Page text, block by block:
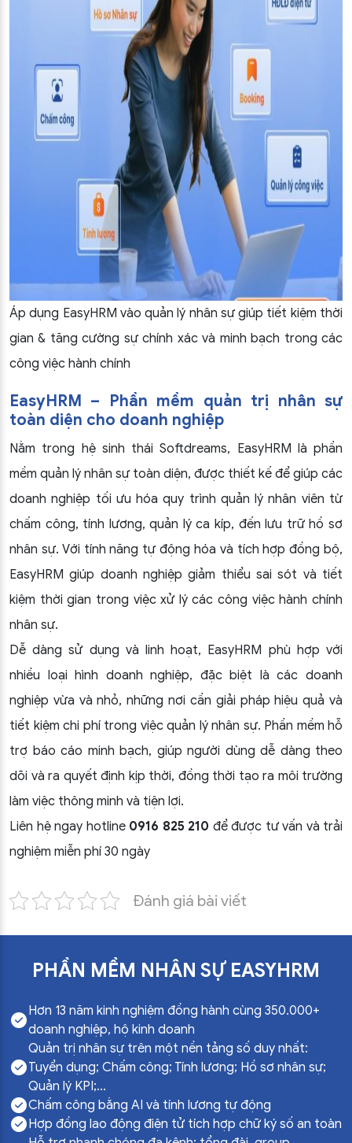
Áp dụng EasyHRM vào quản lý nhân sự giúp tiết kiệm thời
gian & tăng cường sự chính xác và minh bạch trong các
công việc hành chính
EasyHRM – Phần mềm quản trị nhân sự
toàn diện cho doanh nghiệp
Nằm trong hệ sinh thái Softdreams, EasyHRM là phần
mềm quản lý nhân sự toàn diện, được thiết kế để giúp các
doanh nghiệp tối ưu hóa quy trình quản lý nhân viên từ
chấm công, tính lương, quản lý ca kíp, đến lưu trữ hồ sơ
nhân sự. Với tính năng tự động hóa và tích hợp đồng bộ,
EasyHRM giúp doanh nghiệp giảm thiểu sai sót và tiết
kiệm thời gian trong việc xử lý các công việc hành chính
nhân sự.
Dễ dàng sử dụng và linh hoạt, EasyHRM phù hợp với
nhiều loại hình doanh nghiệp, đặc biệt là các doanh
nghiệp vừa và nhỏ, những nơi cần giải pháp hiệu quả và
tiết kiệm chi phí trong việc quản lý nhân sự. Phần mềm hỗ
trợ báo cáo minh bạch, giúp người dùng dễ dàng theo
dõi và ra quyết định kịp thời, đồng thời tạo ra môi trường
làm việc thông minh và tiện lợi.
Liên hệ ngay hotline 0916 825 210 để được tư vấn và trải
nghiệm miễn phí 30 ngày
Đánh giá bài viết
PHẦN MỀM NHÂN SỰ EASYHRM
Hơn 13 năm kinh nghiệm đồng hành cùng 350.000+
doanh nghiệp, hộ kinh doanh
Quản trị nhân sự trên một nền tảng số duy nhất:
Tuyển dụng; Chấm công; Tính lương; Hồ sơ nhân sự;
Quản lý KPI;...
Chấm công bằng AI và tính lương tự động
Hợp đồng lao động điện tử tích hợp chữ ký số an toàn